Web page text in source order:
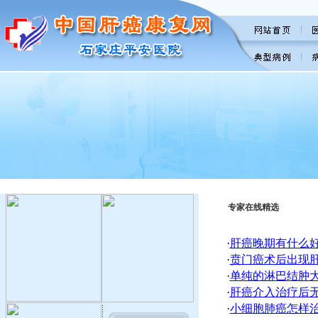
专家在线精选
·肝癌晚期有什么
·贲门癌术后出现
·单纯的淋巴结肿
·肝癌介入治疗后
·小细胞肺癌怎样